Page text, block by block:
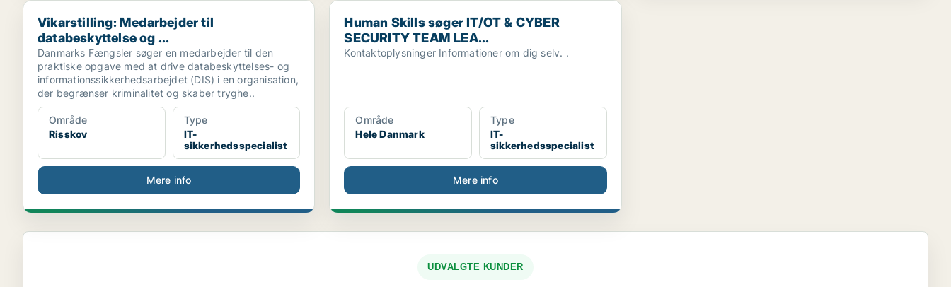
Vikarstilling: Medarbejder til databeskyttelse og ...
Vikarstilling: Medarbejder til
databeskyttelse og ...
Danmarks Fængsler søger en medarbejder til den
praktiske opgave med at drive databeskyttelses- og
informationssikkerhedsarbejdet (DIS) i en organisation,
der begrænser kriminalitet og skaber tryghe..
Område
Risskov
Type
IT-
sikkerhedsspecialist
Mere info
Human Skills søger IT/OT & CYBER SECURITY TEAM LEA...
Human Skills søger IT/OT & CYBER
SECURITY TEAM LEA...
Kontaktoplysninger Informationer om dig selv. .
Område
Hele Danmark
Type
IT-
sikkerhedsspecialist
Mere info
UDVALGTE KUNDER